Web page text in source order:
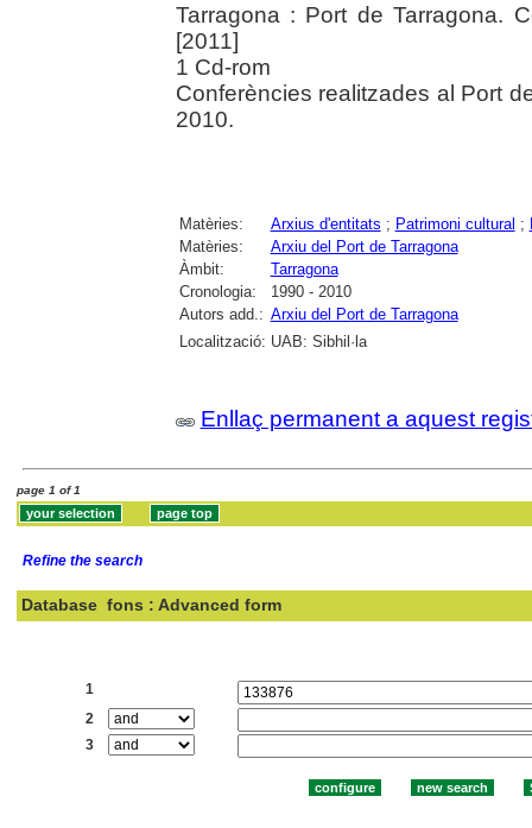
Tarragona : Port de Tarragona.
[2011]
1 Cd-rom
Conferències realitzades al Port
2010.
Matèries: Arxius d'entitats ; Patrimoni cultural ;
Matèries:
Arxiu del Port de Tarragona
Àmbit:
Tarragona
Cronologia:
1990 - 2010
Autors add.: Arxiu del Port de Tarragona
Localització: UAB: Sibhil·la
Enllaç permanent a aquest
page 1 of 1
Refine the search
Database fons : Advanced form
1
2
3